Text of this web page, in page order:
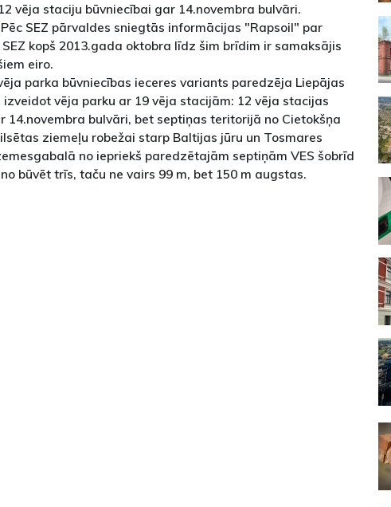
vēja staciju būvniecībai gar 14.novembra bulvāri.
Pēc SEZ pārvaldes sniegtās informācijas "Rapsoil" par
kopš 2013.gada oktobra līdz šim brīdim ir samaksājis
eiro.
parka būvniecības ieceres variants paredzēja Liepājas
vēja parku ar 19 vēja stacijām: 12 vēja stacijas
14.novembra bulvāri, bet septiņas teritorijā no Cietokšņa
ziemeļu robežai starp Baltijas jūru un Tosmares
no iepriekš paredzētajām septiņām VES šobrīd
būvēt trīs, taču ne vairs 99 m, bet 150 m augstas.